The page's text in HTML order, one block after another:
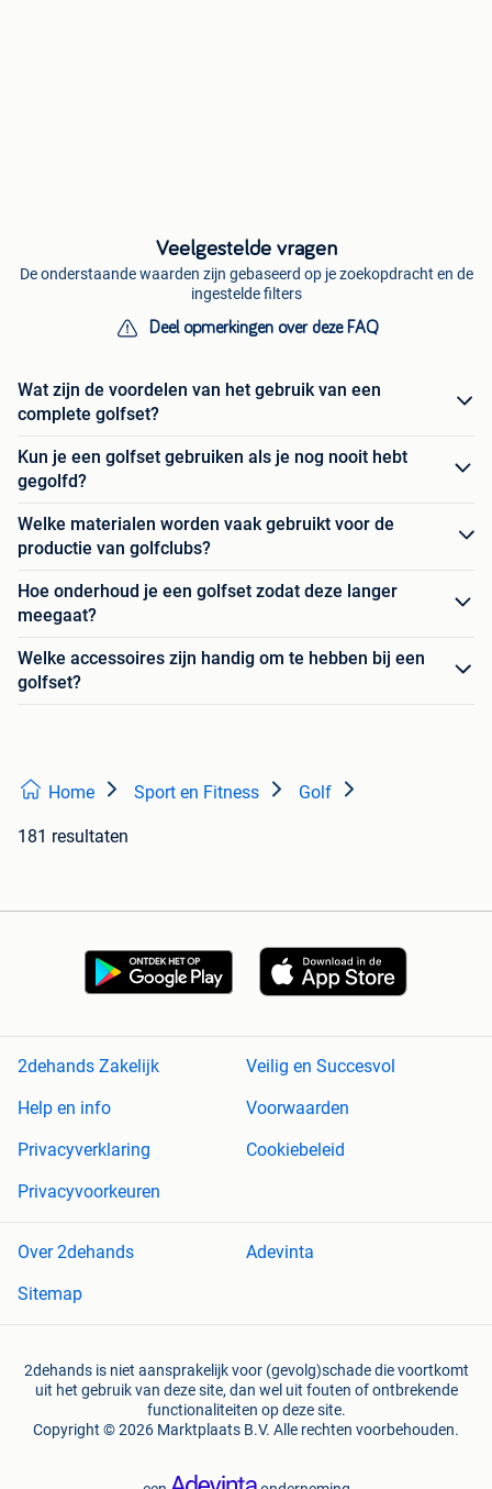
Veelgestelde vragen
De onderstaande waarden zijn gebaseerd op je zoekopdracht en de
ingestelde filters
Deel opmerkingen over deze FAQ
Wat zijn de voordelen van het gebruik van een
complete golfset?
Kun je een golfset gebruiken als je nog nooit hebt
gegolfd?
Welke materialen worden vaak gebruikt voor de
productie van golfclubs?
Hoe onderhoud je een golfset zodat deze langer
meegaat?
Welke accessoires zijn handig om te hebben bij een
golfset?
Home Sport en Fitness Golf
181 resultaten
2dehands Zakelijk
Veilig en Succesvol
Help en info
Voorwaarden
Privacyverklaring
Cookiebeleid
Privacyvoorkeuren
Over 2dehands
Adevinta
Sitemap
2dehands is niet aansprakelijk voor (gevolg)schade die voortkomt
uit het gebruik van deze site, dan wel uit fouten of ontbrekende
functionaliteiten op deze site.
Copyright © 2026 Marktplaats B.V. Alle rechten voorbehouden.